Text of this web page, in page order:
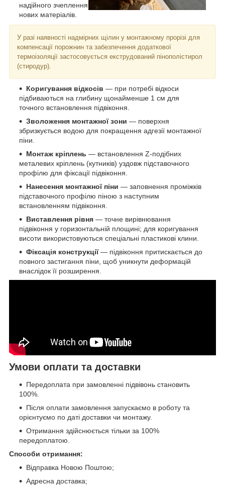
надійного зчеплення
нових матеріалів.
У разі наявності надмірних щілин у монтажному прорізі для
компенсації порожнин та забезпечення додаткової
термоізоляції застосовується екструдований пінополістирол
(стиродур).
Коригування відкосів — при потребі відкоси
підбиваються на глибину щонайменше 1 см для
точного встановлення підвіконня.
Зволоження монтажної зони — поверхня
збризкується водою для покращення адгезії монтажної
піни.
Монтаж кріплень — встановлення Z-подібних
металевих кріплень (кутників) уздовж підставочного
профілю для фіксації підвіконня.
Нанесення монтажної піни — заповнення проміжків
підставочного профілю піною з наступним
встановленням підвіконня.
Виставлення рівня — точне вирівнювання
підвіконня у горизонтальній площині; для коригування
висоти використовуються спеціальні пластикові клини.
Фіксація конструкції— підвіконня притискається до
повного застигання піни, щоб уникнути деформацій
внаслідок її розширення.
Умови оплати та доставки
Передоплата при замовленні підвівонь становить
100%.
Після оплати замовлення запускаємо в роботу та
орієнтуємо по даті доставки чи монтажу.
Отримання здійснюється тільки за 100%
передоплатою.
Способи отримання:
Відправка Новою Поштою;
Адресна доставка;